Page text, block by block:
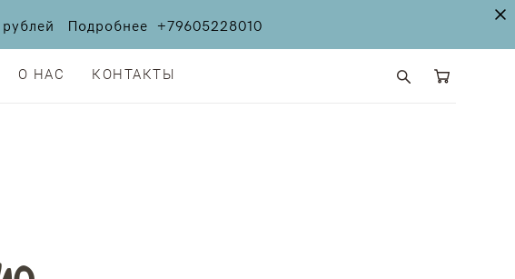
рублей Подробнее +79605228010
О НАС КОНТАКТЫ
О НАС КОНТАКТЫ